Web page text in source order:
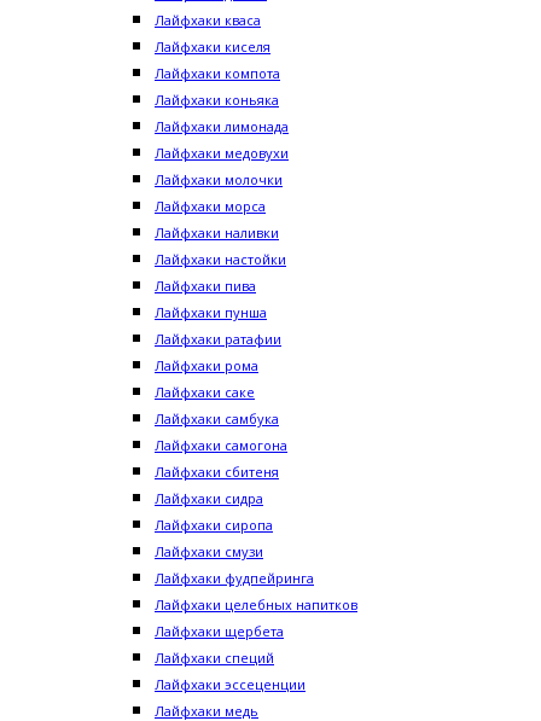
Лайфхаки кваса
Лайфхаки киселя
Лайфхаки компота
Лайфхаки коньяка
Лайфхаки лимонада
Лайфхаки медовухи
Лайфхаки молочки
Лайфхаки морса
Лайфхаки наливки
Лайфхаки настойки
Лайфхаки пива
Лайфхаки пунша
Лайфхаки ратафии
Лайфхаки рома
Лайфхаки саке
Лайфхаки самбука
Лайфхаки самогона
Лайфхаки сбитеня
Лайфхаки сидра
Лайфхаки сиропа
Лайфхаки смузи
Лайфхаки фудпейринга
Лайфхаки целебных напитков
Лайфхаки щербета
Лайфхаки специй
Лайфхаки эссеценции
Лайфхаки медь